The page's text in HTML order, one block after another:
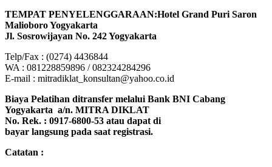
TEMPAT PENYELENGGARAAN:Hotel Grand Puri Saron
Malioboro Yogyakarta
Jl. Sosrowijayan No. 242 Yogyakarta
Telp/Fax : (0274) 4436844
WA : 081228859896 / 082324284296
E-mail : mitradiklat_konsultan@yahoo.co.id
Biaya Pelatihan ditransfer melalui Bank BNI Cabang
Yogyakarta a/n. MITRA DIKLAT
No. Rek. : 0917-6800-53 atau dapat di
bayar langsung pada saat registrasi.
Catatan :